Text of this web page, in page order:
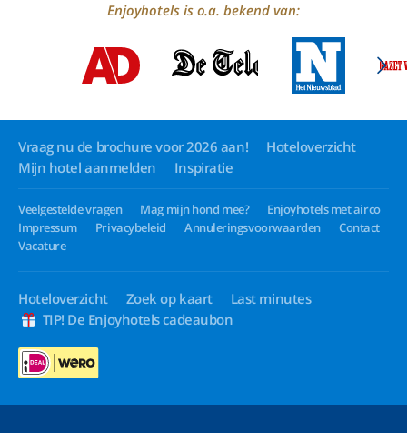
Enjoyhotels is o.a. bekend van:
Vraag nu de brochure voor 2026 aan!
Hoteloverzicht
Mijn hotel aanmelden
Inspiratie
Veelgestelde vragen Mag mijn hond mee?
Enjoyhotels met airco
Impressum
Privacybeleid Annuleringsvoorwaarden
Contact
Vacature
Hoteloverzicht Zoek op kaart
Last minutes
TIP! De Enjoyhotels cadeaubon